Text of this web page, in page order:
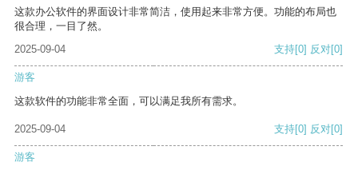
这款办公软件的界面设计非常简洁，使用起来非常方便。功能的布局也
很合理，一目了然。
2025-09-04
支持[0] 反对[0]
游客
这款软件的功能非常全面，可以满足我所有需求。
2025-09-04 支持[0] 反对[0]
游客